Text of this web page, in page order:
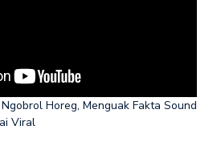
Ngobrol Horeg, Menguak Fakta Sound
Viral